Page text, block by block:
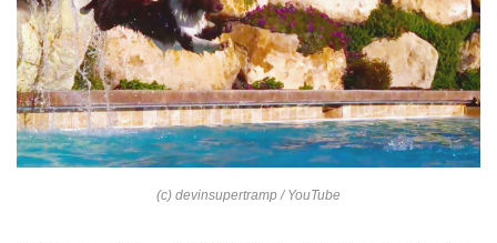
(c) devinsupertramp / YouTube